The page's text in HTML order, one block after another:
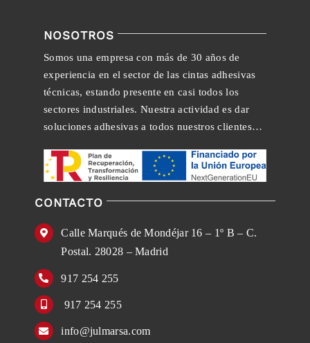
NOSOTROS
Somos una empresa con más de 30 años de
experiencia en el sector de las cintas adhesivas
técnicas, estando presente en casi todos los
sectores industriales. Nuestra actividad es dar
soluciones adhesivas a todos nuestros clientes…
CONTACTO
Calle Marqués de Mondéjar 16 – 1º B – C.
Postal. 28028 – Madrid
917 254 255
917 254 255
info@julmarsa.com